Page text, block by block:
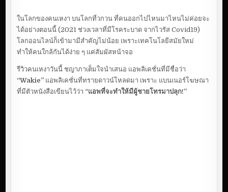
ในโลกของคนเหงา บนโลกที่วกวน ที่คนออกไปไหนมาไหนไม่ค่อยจะ
ได้อย่างตอนนี้ (2021 ช่วงเวลาที่มีโรคระบาด จากไวรัส Covid19)
โลกออนไลน์ก็เข้ามามีสำคัญไม่น้อย เพราะเทคโนโลยีสมัยใหม่
ทำให้คนใกล้กันได้ง่าย ๆ แค่สัมผัสหน้าจอ
รีวิวคนเหงาวันนี้ ชญาภาเต็มใจนำเสนอ แอพลิเคชั่นที่มีชื่อว่า
“Wakie” แอพลิเคชั่นที่ทรายดาวน์โหลดมา เพราะ แบนเนอร์โฆษณา
ที่มีตัวหนังสือเขียนไว้ว่า “แอพที่จะทำให้มีผู้ชายโทรมาปลุก!”